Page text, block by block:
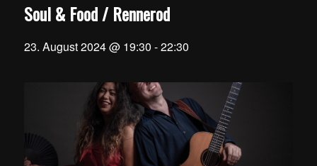
Soul & Food / Rennerod
23. August 2024 @ 19:30 -22:30